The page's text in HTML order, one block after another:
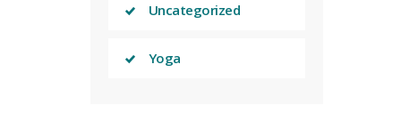
Uncategorized
Yoga